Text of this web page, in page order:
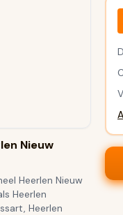
Nieuw
Heerlen Nieuw
Heerlen
Heerlen